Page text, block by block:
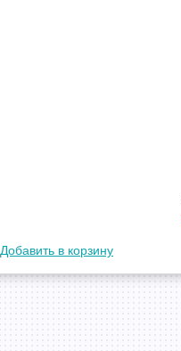
Добавить в корзину